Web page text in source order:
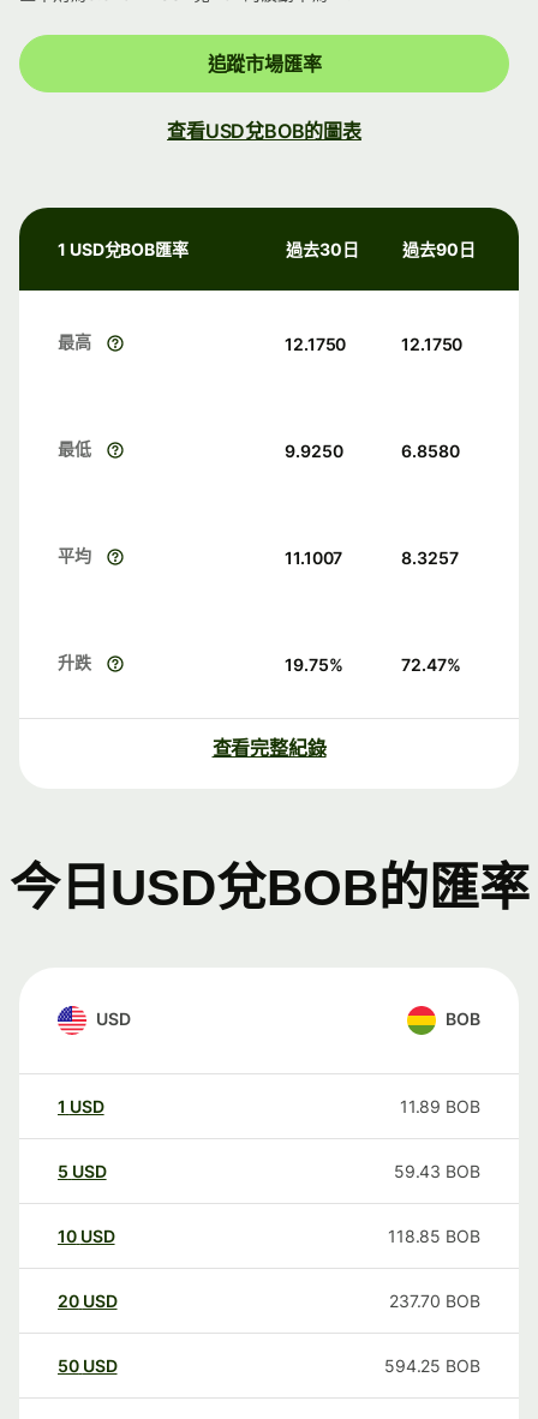
追蹤市場匯率
查看USD兌BOB的圖表
1 USD兌BOB匯率 過去30日 過去90日
最高 12.1750 12.1750
最低 9.9250 6.8580
平均 11.1007 8.3257
升跌 19.75% 72.47%
查看完整紀錄
今日USD兌BOB的匯率
USD BOB
1 USD 11.89 BOB
5 USD 59.43 BOB
10 USD 118.85 BOB
20 USD 237.70 BOB
50 USD 594.25 BOB